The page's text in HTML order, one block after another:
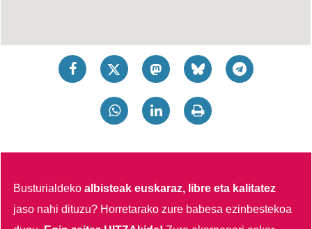
Busturialdekoalbisteak euskaraz, libre eta kalitatez
jaso nahi dituzu? Horretarako zure babesa ezinbestekoa